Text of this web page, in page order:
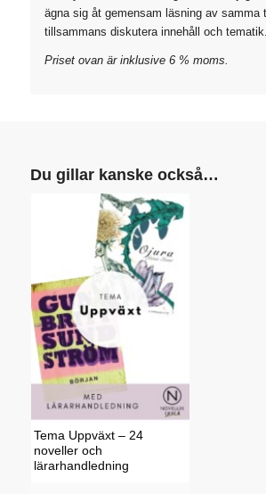
ägna sig åt gemensam läsning av samma
tillsammans diskutera innehåll och tematik.
Priset ovan är inklusive 6 % moms.
Du gillar kanske också…
Tema Uppväxt – 24
noveller och
lärarhandledning